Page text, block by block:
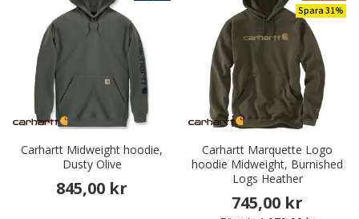
Carhartt Midweight hoodie,
Dusty Olive
845,00 kr
Spara 31%
Carhartt Marquette Logo
hoodie Midweight, Burnished
Logs Heather
745,00 kr